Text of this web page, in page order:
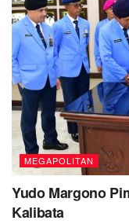
MEGAPOLITAN
Yudo Margono
Kalibata